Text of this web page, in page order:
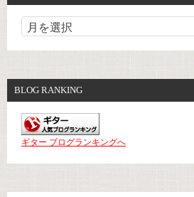
BLOG RANKING
ギター ブログランキングへ